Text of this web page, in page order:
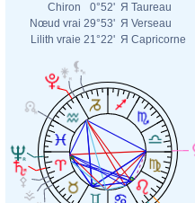
Chiron
0°52' Я Taureau
Nœud vrai 29°53' Я Verseau
Lilith vraie 21°22' Я Capricorne